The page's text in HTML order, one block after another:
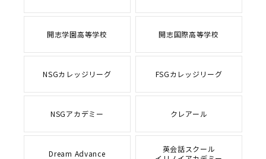
開志学園高等学校 開志国際高等学校
NSGカレッジリーグ FSGカレッジリーグ
NSGアカデミー クレアール
Dream Advance
英会話スクール